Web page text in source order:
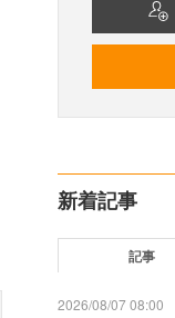
新着記事
記事
2026/08/07 08:00